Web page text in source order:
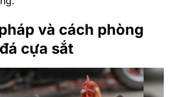
và cách phòng
cựa sắt